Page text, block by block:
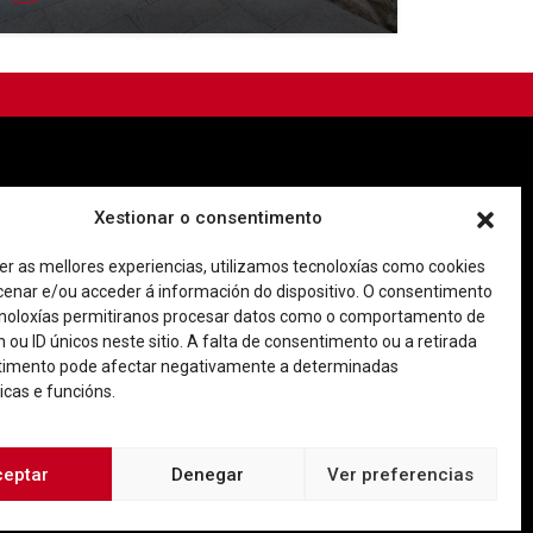
Xestionar o consentimento
as mellores experiencias, utilizamos tecnoloxías como cookies
e/ou acceder á información do dispositivo. O consentimento
permitiranos procesar datos como o comportamento de
ou ID únicos neste sitio. A falta de consentimento ou a retirada
pode afectar negativamente a determinadas
e funcións.
Denegar Ver preferencias
Imagen corporativa
Facebook Twitter Youtube
Instagram
Rúa Ferrería, 45 Baixo 36202 Vigo (Pontevedra)
| T. 986 442 638
privacidad Aviso Legal Política de cookies